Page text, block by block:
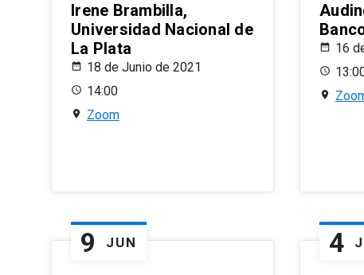
Irene Brambilla,
Universidad Nacional de
La Plata
18 de Junio de 2021
14:00
Zoom
16
9 JUN 4